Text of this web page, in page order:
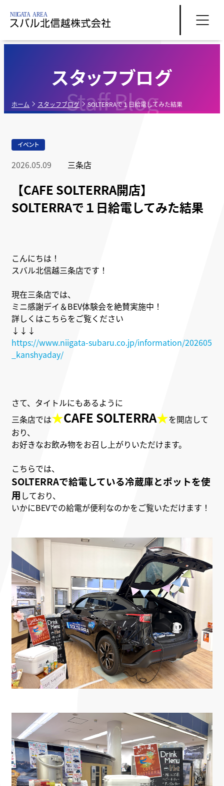
Staff Blog
スタッフブログ
ホーム スタッフブログ SOLTERRAで１日給電してみた結果
イベント
2026.05.09 三条店
【CAFE SOLTERRA開店】
SOLTERRAで１日給電してみた結果
こんにちは！
スバル北信越三条店です！
現在三条店では、
ミニ感謝デイ＆BEV体験会を絶賛実施中！
詳しくはこちらをご覧ください
↓↓↓
https://www.niigata-subaru.co.jp/information/202605
_kanshyaday/
さて、タイトルにもあるように
三条店では★CAFE SOLTERRA★を開店して
おり、
お好きなお飲み物をお召し上がりいただけます。
こちらでは、
SOLTERRAで給電している冷蔵庫とポットを使
用 しており、
いかにBEVでの給電が便利なのかをご覧いただけます！